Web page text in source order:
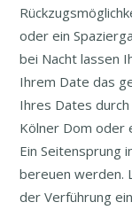
oder ein
bei Nacht lassen
Ihrem Date das
Ihres Dates
Kölner Dom oder
Ein Seitensprung
bereuen werden.
der Verführung